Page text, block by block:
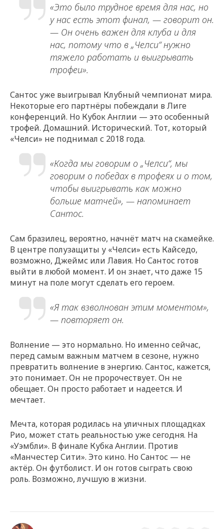
«Это было трудное время для нас, но
у нас есть этот финал, — говорит он.
— Он очень важен для клуба и для
нас, потому что в „Челси“ нужно
тяжело работать и выигрывать
трофеи».
Сантос уже выигрывал Клубный чемпионат мира.
Некоторые его партнёры побеждали в Лиге
конференций. Но Кубок Англии — это особенный
трофей. Домашний. Исторический. Тот, который
«Челси» не поднимал с 2018 года.
«Когда мы говорим о „Челси“, мы
говорим о победах в трофеях и о том,
чтобы выигрывать как можно
больше матчей», — напоминает
Сантос.
Сам бразилец, вероятно, начнёт матч на скамейке.
В центре полузащиты у «Челси» есть Кайседо,
возможно, Джеймс или Лавия. Но Сантос готов
выйти в любой момент. И он знает, что даже 15
минут на поле могут сделать его героем.
«Я так взволнован этим моментом»,
— повторяет он.
Волнение — это нормально. Но именно сейчас,
перед самым важным матчем в сезоне, нужно
превратить волнение в энергию. Сантос, кажется,
это понимает. Он не пророчествует. Он не
обещает. Он просто работает и надеется. И
мечтает.
Мечта, которая родилась на уличных площадках
Рио, может стать реальностью уже сегодня. На
«Уэмбли». В финале Кубка Англии. Против
«Манчестер Сити». Это кино. Но Сантос — не
актёр. Он футболист. И он готов сыграть свою
роль. Возможно, лучшую в жизни.